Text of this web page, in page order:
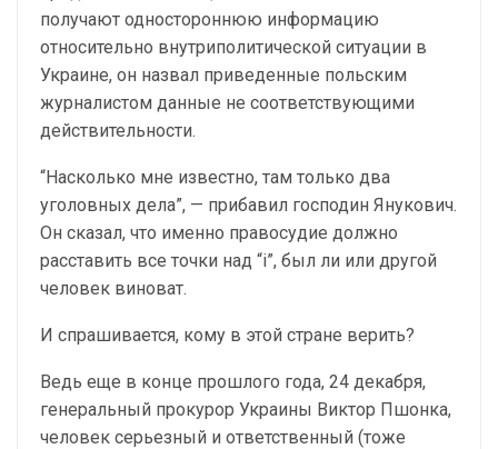
получают одностороннюю информацию
относительно внутриполитической ситуации в
Украине, он назвал приведенные польским
журналистом данные не соответствующими
действительности.
“Насколько мне известно, там только два
уголовных дела”, — прибавил господин Янукович.
Он сказал, что именно правосудие должно
расставить все точки над “і”, был ли или другой
человек виноват.
И спрашивается, кому в этой стране верить?
Ведь еще в конце прошлого года, 24 декабря,
генеральный прокурор Украины Виктор Пшонка,
человек серьезный и ответственный (тоже